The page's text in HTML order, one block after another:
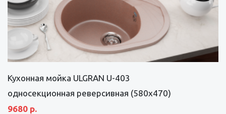
Кухонная мойка ULGRAN U-403
односекционная реверсивная (580х470)
9680 р.